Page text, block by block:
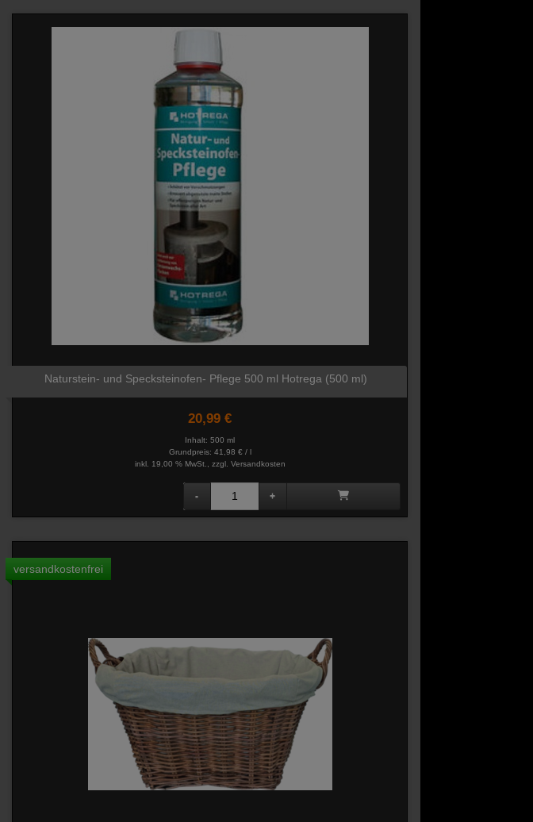
Naturstein- und Specksteinofen- Pflege 500 ml Hotrega (500 ml)
20,99 €
Inhalt: 500 ml
Grundpreis: 41,98 € / l
inkl. 19,00 % MwSt., zzgl. Versandkosten
versandkostenfrei